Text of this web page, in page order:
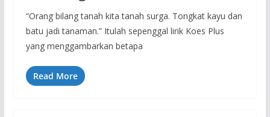
“Orang bilang tanah kita tanah surga. Tongkat kayu dan
batu jadi tanaman.” Itulah sepenggal lirik Koes Plus
yang menggambarkan betapa
Read More